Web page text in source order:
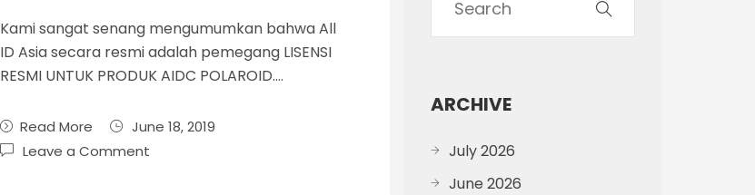
Kami sangat senang mengumumkan bahwa All
ID Asia secara resmi adalah pemegang LISENSI
RESMI UNTUK PRODUK AIDC POLAROID….
Read More
June 18, 2019
Leave a Comment
ARCHIVE
July 2026
June 2026